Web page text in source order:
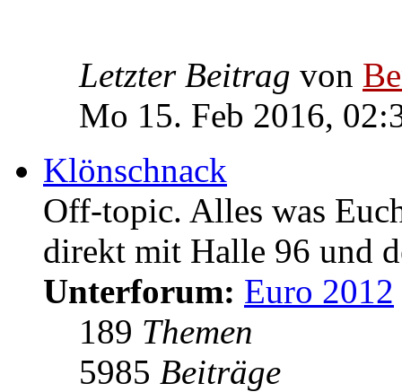
Letzter Beitrag von
Mo 15. Feb 2016,
Klönschnack
Off-topic. Alles was
direkt mit Halle 96 und
Unterforum: Euro 2012
189 Themen
5985 Beiträge